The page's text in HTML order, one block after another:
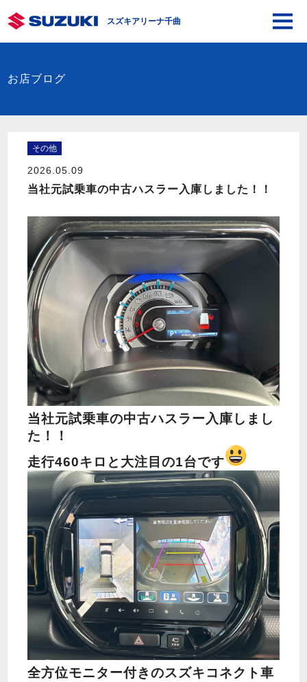
スズキアリーナ千曲
お店ブログ
その他
2026.05.09
当社元試乗車の中古ハスラー入庫しました！！
当社元試乗車の中古ハスラー入庫しまし
た！！
走行460キロと大注目の1台です
全方位モニター付きのスズキコネクト車